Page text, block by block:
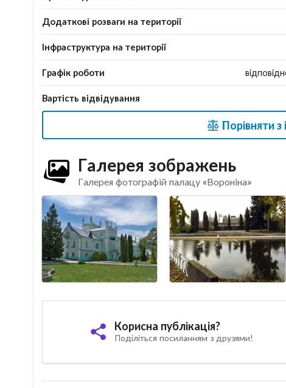
Додаткові розваги на території
Інфраструктура на території
Графік роботи
Вартість відвідування
Порівняти
Галерея зображень
Галерея фотографій палацу «Вороніна»
Корисна публікація?
Поділіться посиланням з друзями!